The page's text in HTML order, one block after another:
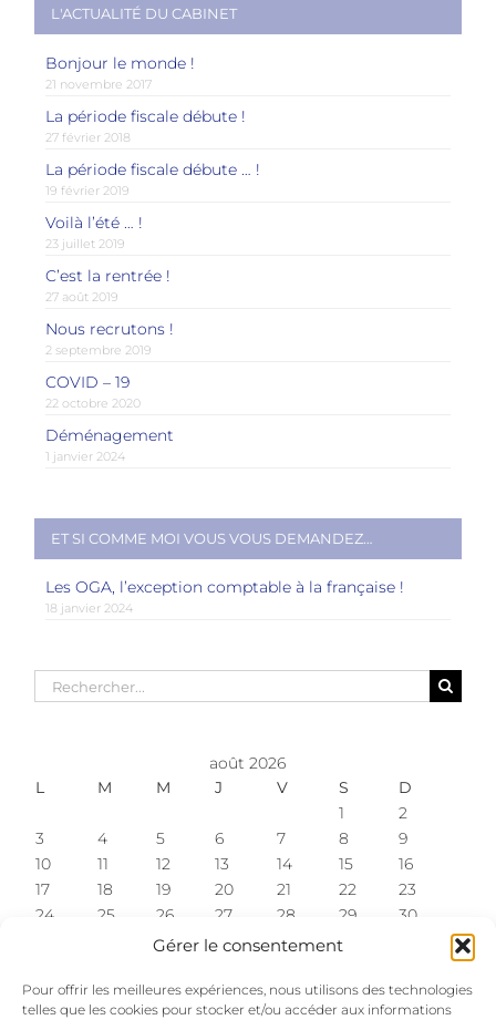
Gérer le consentement
Pour offrir les meilleures expériences, nous utilisons des technologies
telles que les cookies pour stocker et/ou accéder aux informations
L'ACTUALITÉ DU CABINET
Bonjour le monde !
21 novembre 2017
La période fiscale débute !
27 février 2018
La période fiscale débute … !
19 février 2019
Voilà l’été … !
23 juillet 2019
C’est la rentrée !
27 août 2019
Nous recrutons !
2 septembre 2019
COVID – 19
22 octobre 2020
Déménagement
1 janvier 2024
ET SI COMME MOI VOUS VOUS DEMANDEZ…
Les OGA, l’exception comptable à la française !
18 janvier 2024
Rechercher:
août 2026
L
M M J V S
D
1
2
3
4 5 6 7 8
9
10
11 12 13 14 15
16
17
18 19 20 21 22
23
24
25 26 27 28 29
30